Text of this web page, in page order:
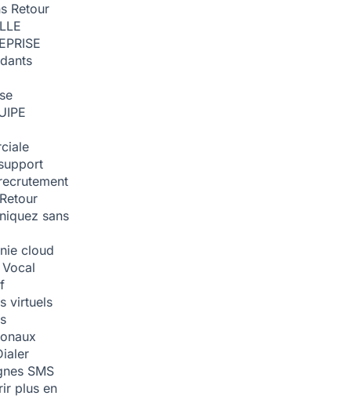
Retour
Retour
sans
cloud
virtuels
SMS
plus en